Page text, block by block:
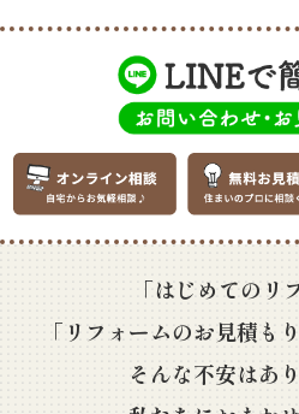
「はじめてのリ
「リフォームのお見積も
そんな不安はあ